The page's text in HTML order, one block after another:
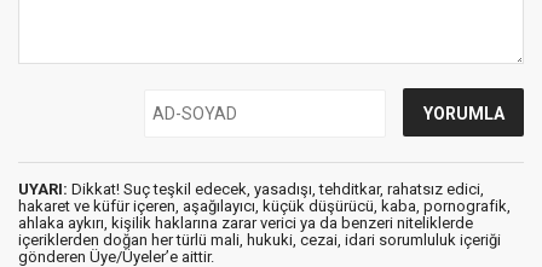
UYARI: Dikkat! Suç teşkil edecek, yasadışı, tehditkar, rahatsız edici,
hakaret ve küfür içeren, aşağılayıcı, küçük düşürücü, kaba, pornografik,
ahlaka aykırı, kişilik haklarına zarar verici ya da benzeri niteliklerde
içeriklerden doğan her türlü mali, hukuki, cezai, idari sorumluluk içeriği
gönderen Üye/Üyeler’e aittir.